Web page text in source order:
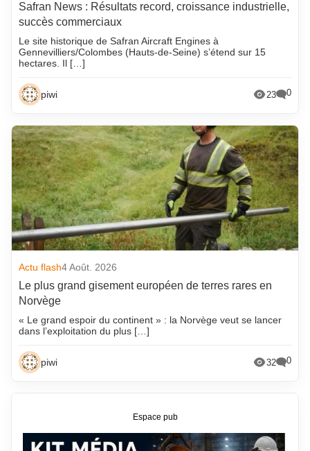
Safran News : Résultats record, croissance industrielle,
succès commerciaux
Le site historique de Safran Aircraft Engines à
Gennevilliers/Colombes (Hauts-de-Seine) s’étend sur 15
hectares. Il […]
piwi 23 0
Actu flash4 Août. 2026
Le plus grand gisement européen de terres rares en
Norvège
« Le grand espoir du continent » : la Norvège veut se lancer
dans l’exploitation du plus […]
piwi 32 0
Espace pub